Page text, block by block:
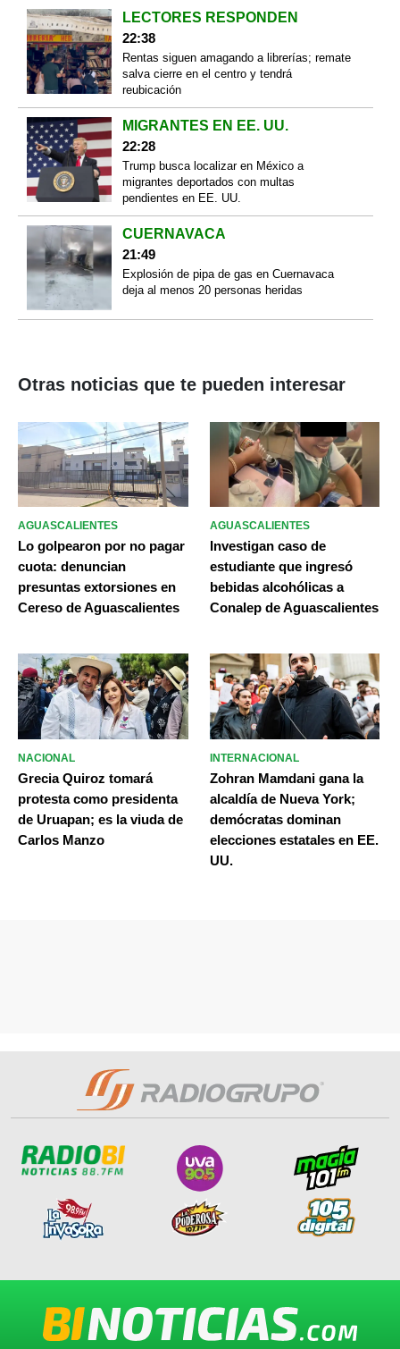
LECTORES RESPONDEN
22:38
Rentas siguen amagando a librerías; remate
salva cierre en el centro y tendrá
reubicación
MIGRANTES EN EE. UU.
22:28
Trump busca localizar en México a
migrantes deportados con multas
pendientes en EE. UU.
CUERNAVACA
21:49
Explosión de pipa de gas en Cuernavaca
deja al menos 20 personas heridas
Otras noticias que te pueden interesar
AGUASCALIENTES
Lo golpearon por no pagar
cuota: denuncian
presuntas extorsiones en
Cereso de Aguascalientes
AGUASCALIENTES
Investigan caso de
estudiante que ingresó
bebidas alcohólicas a
Conalep de Aguascalientes
NACIONAL
Grecia Quiroz tomará
protesta como presidenta
de Uruapan; es la viuda de
Carlos Manzo
INTERNACIONAL
Zohran Mamdani gana la
alcaldía de Nueva York;
demócratas dominan
elecciones estatales en EE.
UU.